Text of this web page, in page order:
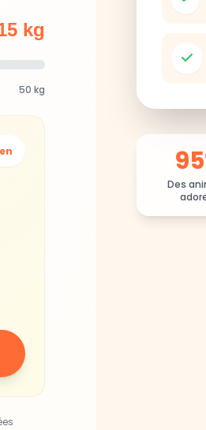
kg
50 kg
Des